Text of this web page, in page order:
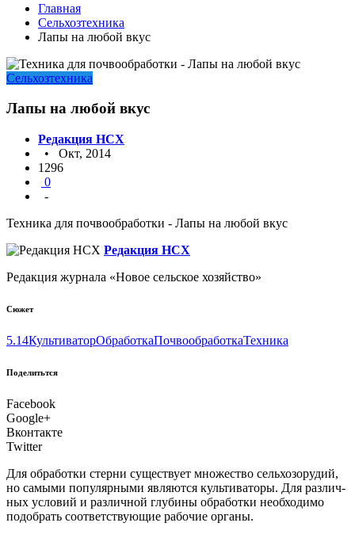
Главная
Сельхозтехника
Лапы на любой вкус
Сельхозтехника
Лапы на любой вкус
Редакция НСХ
• Окт, 2014
1296
0
-
Техника для почвообработки - Лапы на любой вкус
Редакция НСХ
Редакция журнала «Новое сельское хозяйство»
Сюжет
5.14КультиваторОбработкаПочвообработкаТехника
Поделитьтся
Facebook
Google+
Вконтакте
Twitter
Для обра­бот­ки стер­ни суще­ству­ет мно­же­ство сель­хоз­о­ру­дий,
но самы­ми попу­ляр­ны­ми явля­ют­ся куль­ти­ва­то­ры. Для раз­лич­
ных усло­вий и раз­лич­ной глу­би­ны обра­бот­ки необ­хо­ди­мо
подо­брать соот­вет­ству­ю­щие рабо­чие органы.